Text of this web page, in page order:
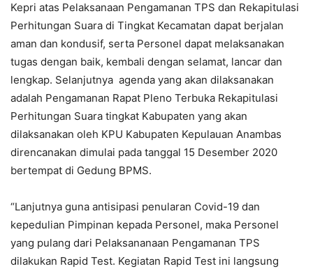
Kepri atas Pelaksanaan Pengamanan TPS dan Rekapitulasi
Perhitungan Suara di Tingkat Kecamatan dapat berjalan
aman dan kondusif, serta Personel dapat melaksanakan
tugas dengan baik, kembali dengan selamat, lancar dan
lengkap. Selanjutnya agenda yang akan dilaksanakan
adalah Pengamanan Rapat Pleno Terbuka Rekapitulasi
Perhitungan Suara tingkat Kabupaten yang akan
dilaksanakan oleh KPU Kabupaten Kepulauan Anambas
direncanakan dimulai pada tanggal 15 Desember 2020
bertempat di Gedung BPMS.
“Lanjutnya guna antisipasi penularan Covid-19 dan
kepedulian Pimpinan kepada Personel, maka Personel
yang pulang dari Pelaksananaan Pengamanan TPS
dilakukan Rapid Test. Kegiatan Rapid Test ini langsung